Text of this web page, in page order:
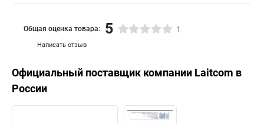
Написать отзыв
Общая оценка товара: 5 1
Официальный поставщик компании Laitcom в
России